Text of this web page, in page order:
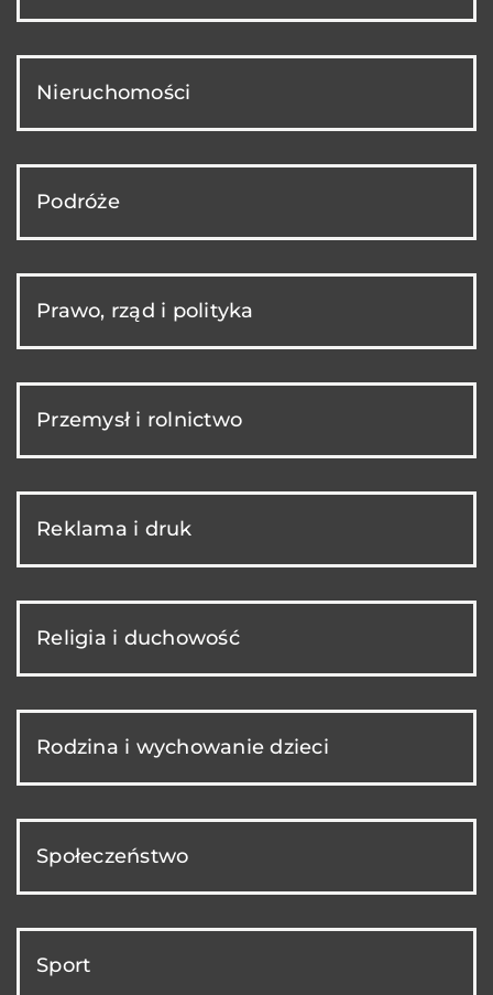
Nieruchomości
Podróże
Prawo, rząd i polityka
Przemysł i rolnictwo
Reklama i druk
Religia i duchowość
Rodzina i wychowanie dzieci
Społeczeństwo
Sport